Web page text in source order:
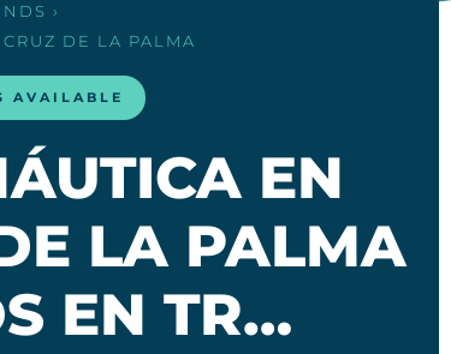
›
CRUZ DE LA PALMA
AVAILABLE
EN
LA PALMA
EN TR…